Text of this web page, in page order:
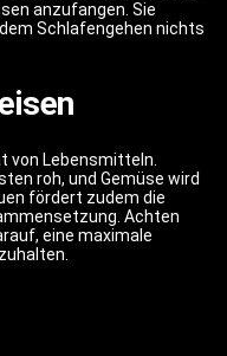
anzufangen. Sie
Schlafengehen nichts
von Lebensmitteln.
roh, und Gemüse wird
fördert zudem die
Achten
eine maximale